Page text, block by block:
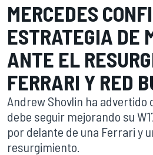
MERCEDES
ESTRATEGIA DE
ANTE EL
FERRARI Y RED
Andrew Shovlin ha advertido
debe seguir mejorando su
por delante de una Ferrari y
resurgimiento.